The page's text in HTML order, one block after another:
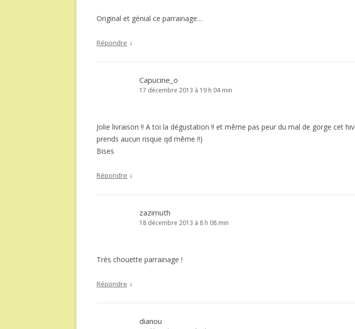
Original et génial ce parrainage…
Répondre ↓
Capucine_o
17 décembre 2013 à 19 h 04 min
Jolie livraison !! A toi la dégustation !! et même pas peur du mal de gorge cet
prends aucun risque qd même !!)
Bises
Répondre ↓
zazimuth
18 décembre 2013 à 8 h 08 min
Très chouette parrainage !
Répondre ↓
dianou